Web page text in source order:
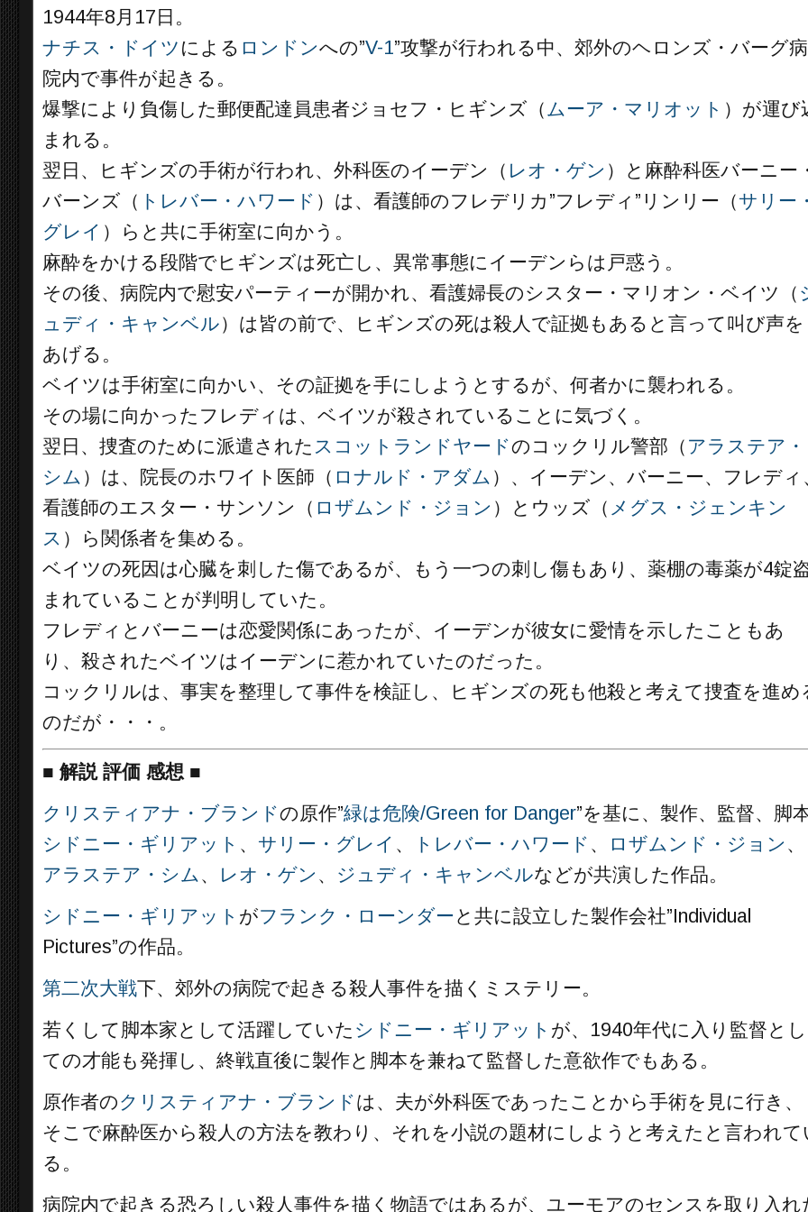
1944年8月17日。
ナチス・ドイツ による ロンドンへの”V-1”攻撃が行われる中、郊外のヘロンズ・バーグ病
院内で事件が起きる。
爆撃により負傷した郵便配達員患者ジョセフ・ヒギンズ（ ムーア・マリオット ）が運び
まれる。
翌日、ヒギンズの手術が行われ、外科医のイーデン（ レオ・ゲン ）と麻酔科医バーニー
バーンズ（ トレバー・ハワード ）は、看護師のフレデリカ”フレディ”リンリー（サリー・
グレイ ）らと共に手術室に向かう。
麻酔をかける段階でヒギンズは死亡し、異常事態にイーデンらは戸惑う。
その後、病院内で慰安パーティーが開かれ、看護婦長のシスター・マリオン・ベイツ（
ュディ・キャンベル）は皆の前で、ヒギンズの死は殺人で証拠もあると言って叫び声を
あげる。
ベイツは手術室に向かい、その証拠を手にしようとするが、何者かに襲われる。
その場に向かったフレディは、ベイツが殺されていることに気づく。
翌日、捜査のために派遣された スコットランドヤードのコックリル警部（ アラステア・
シム ）は、院長のホワイト医師（ ロナルド・アダム ）、イーデン、バーニー、フレディ
看護師のエスター・サンソン（ ロザムンド・ジョン ）とウッズ（ メグス・ジェンキン
ス ）ら関係者を集める。
ベイツの死因は心臓を刺した傷であるが、もう一つの刺し傷もあり、薬棚の毒薬が4錠
まれていることが判明していた。
フレディとバーニーは恋愛関係にあったが、イーデンが彼女に愛情を示したこともあ
り、殺されたベイツはイーデンに惹かれていたのだった。
コックリルは、事実を整理して事件を検証し、ヒギンズの死も他殺と考えて捜査を進め
のだが・・・。
■ 解説 評価 感想 ■
クリスティアナ・ブランドの原作”緑は危険/Green for Danger”を基に、製作、監督、脚
シドニー・ギリアット 、 サリー・グレイ 、 トレバー・ハワード 、 ロザムンド・ジョン 、
アラステア・シム、 レオ・ゲン 、 ジュディ・キャンベルなどが共演した作品。
シドニー・ギリアット がフランク・ローンダーと共に設立した製作会社”Individual
Pictures”の作品。
第二次大戦下、郊外の病院で起きる殺人事件を描くミステリー。
若くして脚本家として活躍していた シドニー・ギリアット が、1940年代に入り監督とし
ての才能も発揮し、終戦直後に製作と脚本を兼ねて監督した意欲作でもある。
原作者のクリスティアナ・ブランドは、夫が外科医であったことから手術を見に行き、
そこで麻酔医から殺人の方法を教わり、それを小説の題材にしようと考えたと言われて
る。
病院内で起きる恐ろしい殺人事件を描く物語ではあるが、ユーモアのセンスを取り入れ